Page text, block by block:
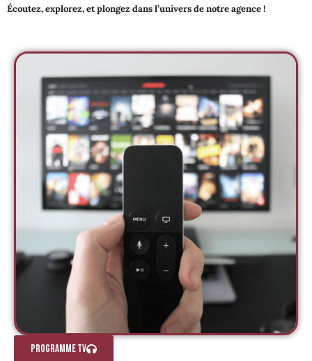
Écoutez, explorez, et plongez dans l’univers de notre agence !
Programme TV